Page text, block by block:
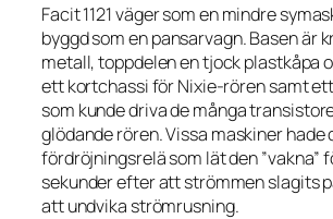
Facit 1121 väger som en mindre
byggd som en pansarvagn. Basen är
metall, toppdelen en tjock plastkåpa
ett kortchassi för Nixie-rören samt
som kunde driva de många
glödande rören. Vissa maskiner
fördröjningsrelä som lät den ”vakna”
sekunder efter att strömmen slagits
att undvika strömrusning.